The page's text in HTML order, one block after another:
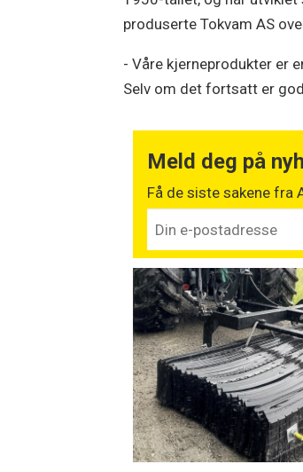
produserte Tokvam AS
- Våre kjerneprodukter er
Selv om det fortsatt er
Meld deg på
Få de siste sakene fra